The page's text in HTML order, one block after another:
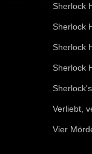
Sherlock
Sherlock
Sherlock
Sherlock
Verliebt,
Vier